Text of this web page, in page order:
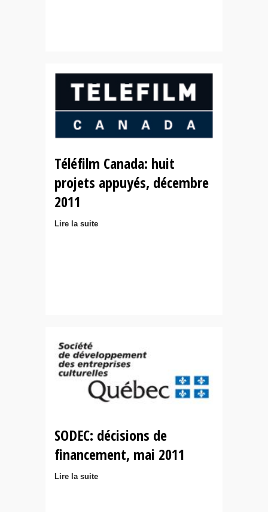
Téléfilm Canada: huit
projets appuyés, décembre
2011
Lire la suite
SODEC: décisions de
financement, mai 2011
Lire la suite